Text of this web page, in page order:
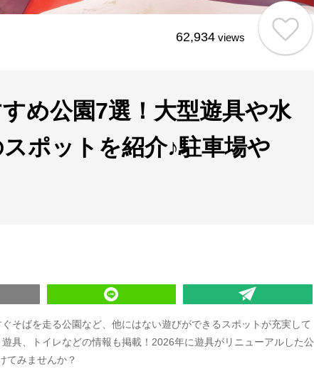
62,934views
すめ公園7選！大型遊具や水
ポットを紹介♪駐車場や
そばを走る公園など、他にはない遊びができるスポットが充実して
具、トイレなどの情報も掲載！2026年に遊具がリニューアルした公
てみませんか？